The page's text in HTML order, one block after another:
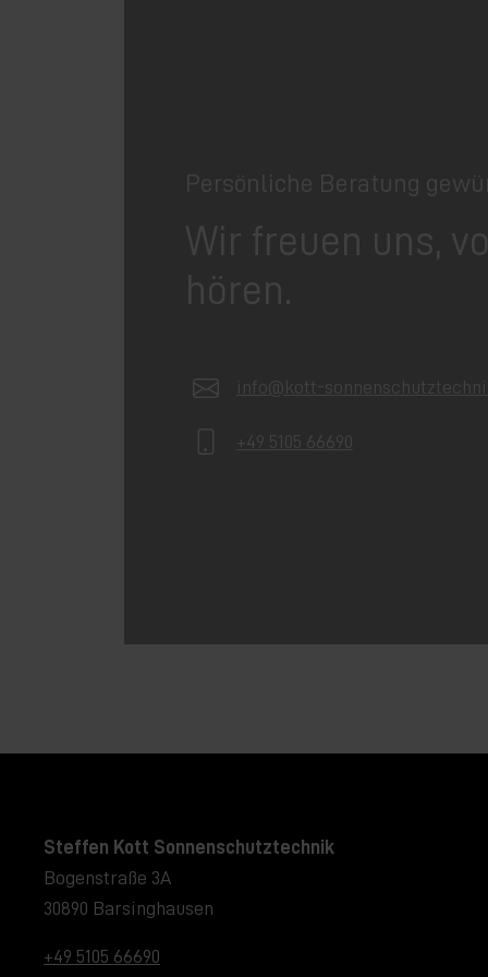
Persönliche Beratung
Wir freuen uns,
hören.
info@kott-
+49 5105 66690
Steffen Kott Sonnenschutztechnik
Bogenstraße 3A
30890 Barsinghausen
+49 5105 66690